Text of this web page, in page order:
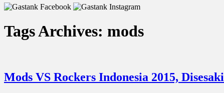
Tags Archives: mods
Mods VS Rockers Indonesia 2015,